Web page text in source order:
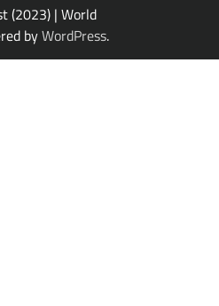
(2023) | World
byWordPress.